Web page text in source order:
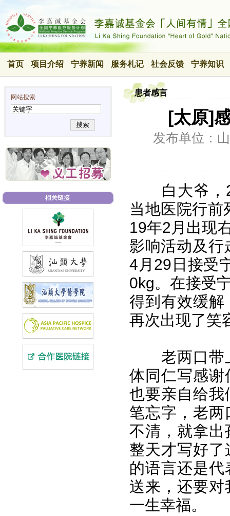
首页 项目介绍 宁养新闻 服务札记 社会反馈 宁养知识
网站搜索
搜索
患者感言
[太原]
发布单位：
白大爷，
当地医院行前
19年2月出现
影响活动及行
4月29日接受
0kg。在接受
得到有效缓
再次出现了笑
老两口带上
体同仁写感
也要亲自给
笔忘字，老
不清，就拿
整天才写好
的语言还是
送来，还要
一生幸福。